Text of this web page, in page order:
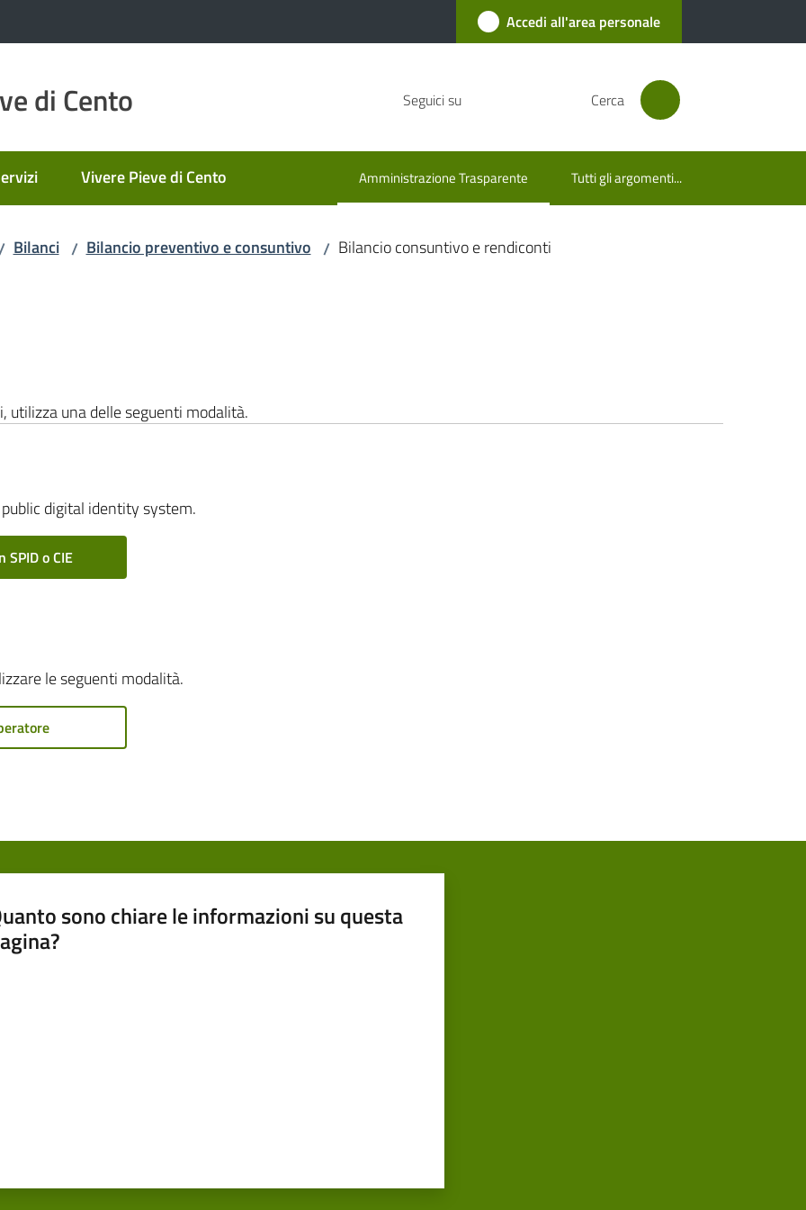
Accedi all'area personale
di Cento Seguici su Cerca
Vivere Pieve di Cento Amministrazione Trasparente
Menu selezionato Tutti gli argomenti...
Bilanci / Bilancio preventivo e consuntivo / Bilancio consuntivo e rendiconti
utilizza una delle seguenti modalità.
digital identity system.
SPID o CIE
le seguenti modalità.
sono chiare le informazioni su questa